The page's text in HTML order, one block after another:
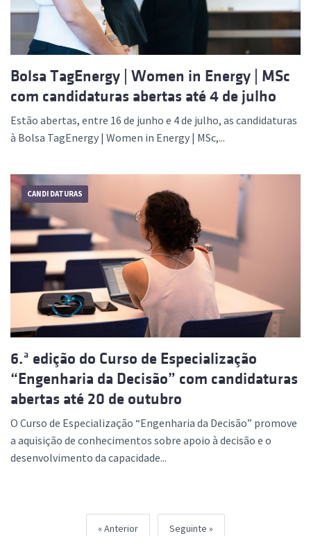
Bolsa TagEnergy | Women in Energy | MSc
com candidaturas abertas até 4 de julho
Estão abertas, entre 16 de junho e 4 de julho, as candidaturas
à Bolsa TagEnergy | Women in Energy | MSc,...
CANDIDATURAS
6.ª edição do Curso de Especialização
“Engenharia da Decisão” com candidaturas
abertas até 20 de outubro
O Curso de Especialização “Engenharia da Decisão” promove
a aquisição de conhecimentos sobre apoio à decisão e o
desenvolvimento da capacidade...
Anterior Seguinte